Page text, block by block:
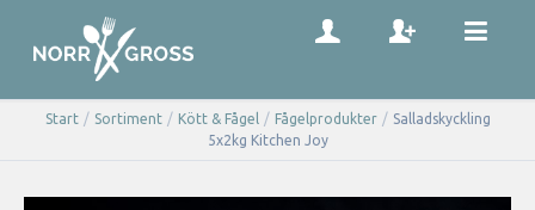
Start / Sortiment / Kött & Fågel / Fågelprodukter / Salladskyckling
5x2kg Kitchen Joy